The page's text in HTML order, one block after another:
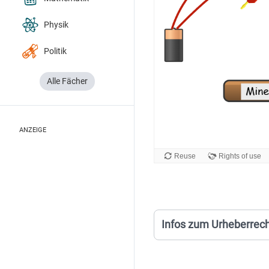
Physik
Politik
Alle Fächer
ANZEIGE
Infos zum